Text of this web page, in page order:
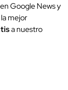
Google News y
mejor
a nuestro